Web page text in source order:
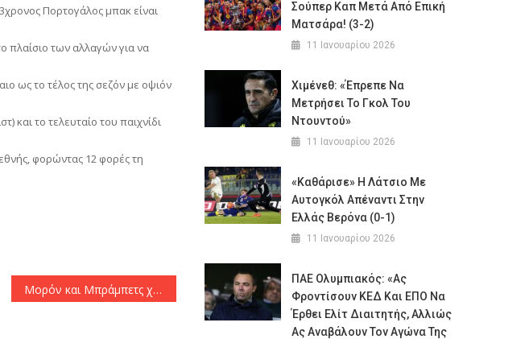
Πορτογάλος μπακ είναι
πλαίσιο των αλλαγών για να
ως το τέλος της σεζόν με οψιόν
και το τελευταίο του παιχνίδι
φορώντας 12 φορές τη
Μορόν και Μπράμπετς χάνουν το Athens Kallithea – Άρης
Σούπερ Καπ Μετά Από Επική
Ματσάρα! (3-2)
11 Ιανουαρίου 2026
Χιμένεθ: «Έπρεπε Να
Μετρήσει Το Γκολ Του
Ντουντού»
11 Ιανουαρίου 2026
«Καθάρισε» Η Λάτσιο Με
Αυτογκόλ Απέναντι Στην
Ελλάς Βερόνα (0-1)
11 Ιανουαρίου 2026
ΠΑΕ Ολυμπιακός: «Ας
Φροντίσουν ΚΕΔ Και ΕΠΟ Να
Έρθει Ελίτ Διαιτητής, Αλλιώς
Ας Αναβάλουν Τον Αγώνα Της